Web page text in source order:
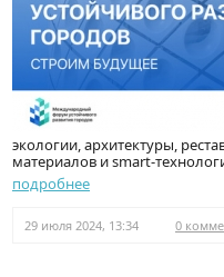
экологии, архитектуры,
материалов и smart-
подробнее
29 июля 2024, 13:34 0